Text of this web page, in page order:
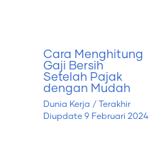
Cara Menghitung
Gaji Bersih
Setelah Pajak
dengan Mudah
Dunia Kerja / Terakhir
Diupdate 9 Februari 2024